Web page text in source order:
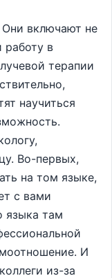
Они включают не
работу в
терапии
научиться
Во-первых,
на том языке,
с вами
языка там
И
из-за